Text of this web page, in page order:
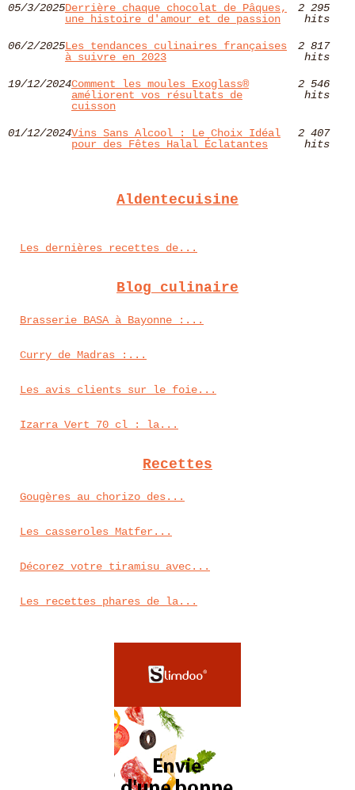
05/3/2025Derrière chaque chocolat de Pâques,
une histoire d'amour et de passion
2 295
hits
06/2/2025Les tendances culinaires françaises
à suivre en 2023
2 817
hits
19/12/2024Comment les moules Exoglass®
améliorent vos résultats de
cuisson
2 546
hits
01/12/2024Vins Sans Alcool : Le Choix Idéal
pour des Fêtes Halal Éclatantes
2 407
hits
Aldentecuisine
Les dernières recettes de...
Blog culinaire
Brasserie BASA à Bayonne :...
Curry de Madras :...
Les avis clients sur le foie...
Izarra Vert 70 cl : la...
Recettes
Gougères au chorizo des...
Les casseroles Matfer...
Décorez votre tiramisu avec...
Les recettes phares de la...